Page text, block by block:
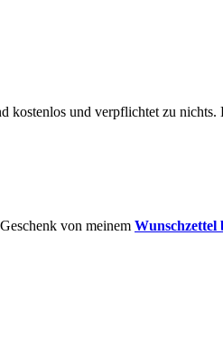
kostenlos und ver­pflich­tet zu
von meinem Wunschzettel